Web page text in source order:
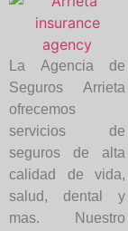
La Agencia de
Seguros Arrieta
ofrecemos
servicios de
seguros de alta
calidad de vida,
salud, dental y
mas. Nuestro